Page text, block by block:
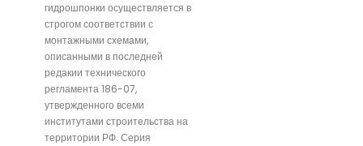
гидрошпонки осуществляется в
строгом соответствии с
монтажными схемами,
описанными в последней
редакии технического
регламента 186-07,
утвержденного всеми
институтами строительства на
территории РФ. Серия